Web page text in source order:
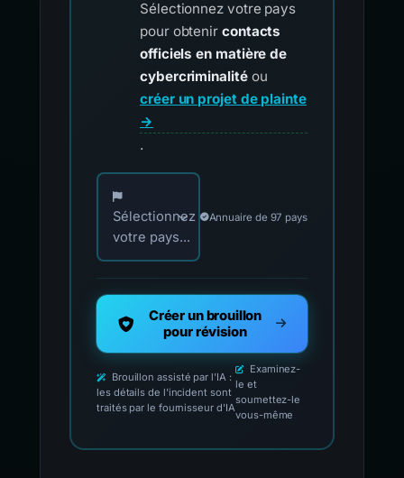
Sélectionnez votre pays
pour obtenir contacts
officiels en matière de
cybercriminalitéou
créer un projet de plainte
→
.
Choisissez votre pays pour les contacts
Sélectionnez
votre pays...
Annuaire de 97 pays
Créer un brouillon
pour révision
Brouillon assisté par l'IA :
les détails de l'incident sont
traités par le fournisseur d'IA
Examinez-
le et
soumettez-le
vous-même